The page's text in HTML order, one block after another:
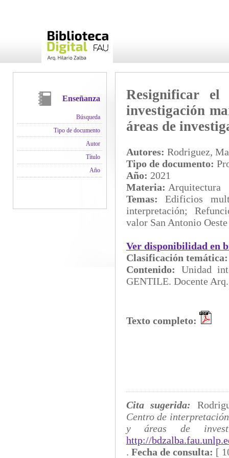
Enseñanza
Búsqueda
Tipo de documento
Autor
Título
Año
Resignificar el
investigación
áreas de
Autores: Rodriguez,
Tipo de documento:
Año: 2021
Materia: Arquitectura
Temas:Edificios
interpretación;
valor San Antonio
Ver disponibilidad en
Clasificación
Contenido: Unidad
GENTILE. Docente
Texto completo:
Cita sugerida:
Centro de
y áreas de
http://
. Fecha de consulta: [